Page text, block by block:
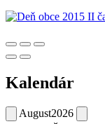
Kalendár
August2026